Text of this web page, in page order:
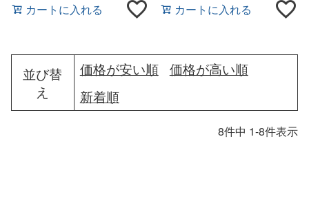
カートに入れる カートに入れる
並び替
え
価格が安い順
価格が高い順
新着順
8件中 1-8件表示